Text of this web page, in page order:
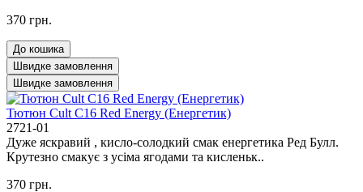
370 грн.
До кошика
Швидке замовлення
Швидке замовлення
Тютюн Cult C16 Red Energy (Енергетик)
2721-01
Дуже яскравий , кисло-солодкий смак енергетика Ред Булл.
Крутезно смакує з усіма ягодами та кисленьк..
370 грн.